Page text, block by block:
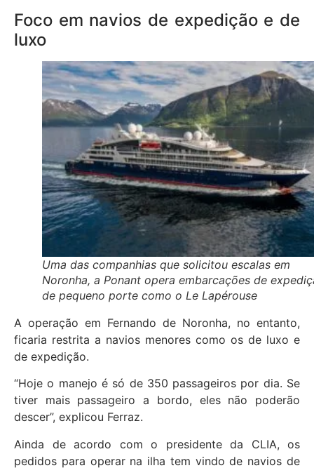
Foco em navios de expedição e de
luxo
Uma das companhias que solicitou escalas em
Noronha, a Ponant opera embarcações de
de pequeno porte como o Le Lapérouse
A operação em Fernando de Noronha, no entanto,
ficaria restrita a navios menores como os de luxo e
de expedição.
“Hoje o manejo é só de 350 passageiros por dia. Se
tiver mais passageiro a bordo, eles não poderão
descer”, explicou Ferraz.
Ainda de acordo com o presidente da CLIA, os
pedidos para operar na ilha tem vindo de navios de